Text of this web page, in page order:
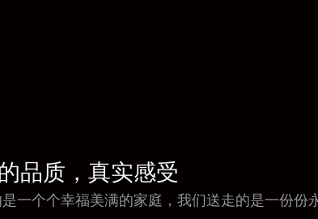
品质，真实感受
一个个幸福美满的家庭，我们送走的是一份份